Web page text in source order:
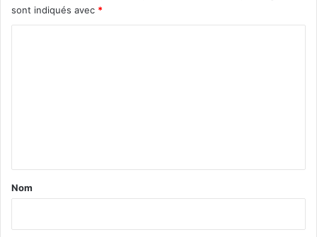
sont indiqués avec *
a
Nom